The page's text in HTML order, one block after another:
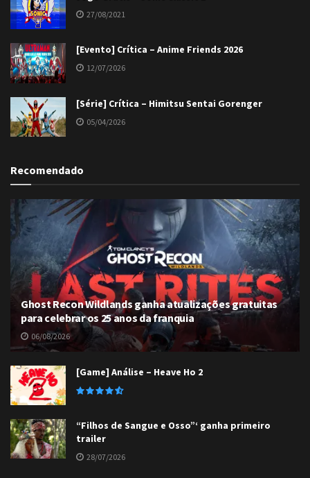
27/08/2021
[Evento] Crítica – Anime Friends 2026
12/07/2026
[Série] Crítica – Himitsu Sentai Gorenger
05/04/2026
Recomendado
Ghost Recon Wildlands ganha atualizações gratuitas
para celebrar os 25 anos da franquia
06/08/2026
[Game] Análise – Heave Ho 2
“Filhos de Sangue e Osso”‘ ganha primeiro
trailer
28/07/2026